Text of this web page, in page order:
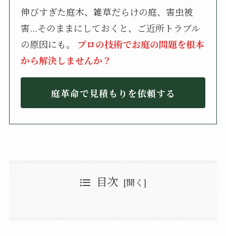
伸びすぎた庭木、雑草だらけの庭、害虫被
害...そのままにしておくと、ご近所トラブル
の原因にも。
プロの技術でお庭の問題を根本
から解決しませんか？
庭革命で見積もりを依頼する
目次